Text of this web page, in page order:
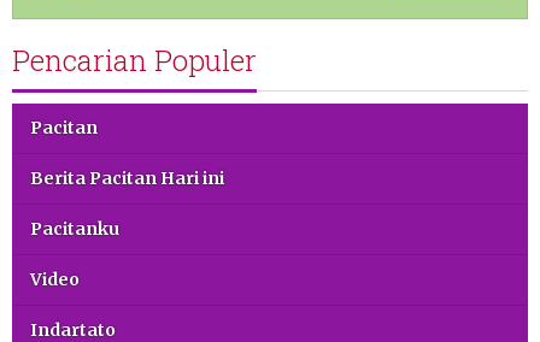
Pencarian Populer
Pacitan
Berita Pacitan Hari ini
Pacitanku
Video
Indartato